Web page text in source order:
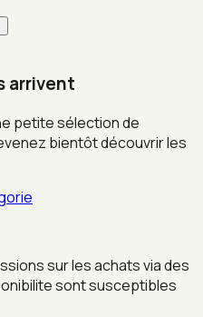
arrivent
petite sélection de
bientôt découvrir les
sur les achats via des
sont susceptibles